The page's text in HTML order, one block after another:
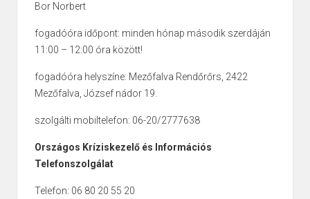
Bor Norbert
fogadóóra időpont: minden hónap második szerdáján
11:00 – 12:00 óra között!
fogadóóra helyszíne: Mezőfalva Rendőrőrs, 2422
Mezőfalva, József nádor 19.
szolgálti mobiltelefon: 06-20/2777638
Országos Kríziskezelő és Információs
Telefonszolgálat
Telefon: 06 80 20 55 20